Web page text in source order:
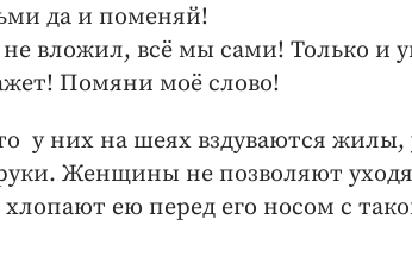
да и поменяй!
вложил, всё мы сами! Только и
Помяни моё слово!
у них на шеях вздуваются жилы,
Женщины не позволяют
хлопают ею перед его носом с